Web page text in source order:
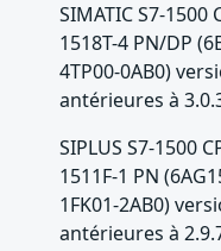
SIMATIC S7-1500
1518T-4 PN/DP
4TP00-0AB0)
antérieures à
SIPLUS S7-1500
1511F-1 PN
1FK01-2AB0)
antérieures à